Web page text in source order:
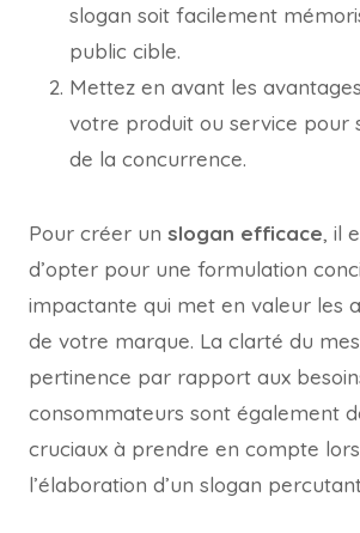
slogan soit facilement
public cible.
Mettez en avant les
votre produit ou service pour
de la concurrence.
Pour créer un slogan efficace, il
d’opter pour une formulation
impactante qui met en valeur les
de votre marque. La clarté du
pertinence par rapport aux
consommateurs sont également
cruciaux à prendre en compte
l’élaboration d’un slogan